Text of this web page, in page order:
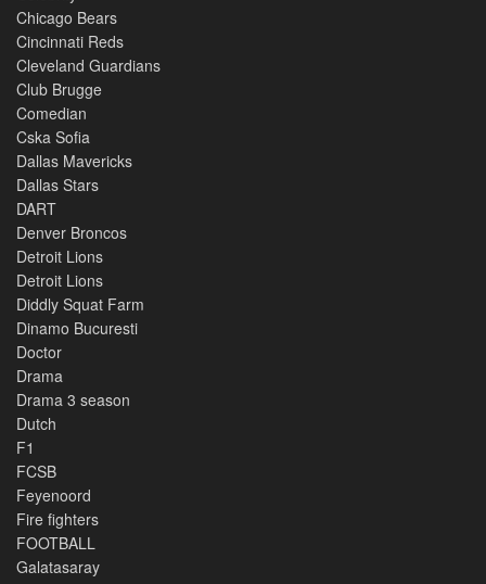
Chicago Bears
Cincinnati Reds
Cleveland Guardians
Club Brugge
Comedian
Cska Sofia
Dallas Mavericks
Dallas Stars
DART
Denver Broncos
Detroit Lions
Detroit Lions
Diddly Squat Farm
Dinamo Bucuresti
Doctor
Drama
Drama 3 season
Dutch
F1
FCSB
Feyenoord
Fire fighters
FOOTBALL
Galatasaray